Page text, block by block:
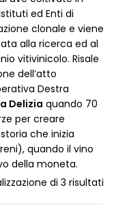
ed Enti di
clonale e viene
alla ricerca ed al
vitivinicolo. Risale
dell’atto
Destra
Delizia quando 70
per creare
che inizia
quando il vino
della moneta.
di 3 risultati